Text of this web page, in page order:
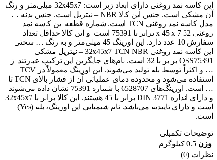
این کاسه نمد روغنی دارای ابعاد زیر است: 32x45x7 میلی‌متر و رنگ
آن مشکی است. جنس این کالا NBR – نیتریل است. جنس بدنه …
مدل کاسه نمد روغنی TCN است. شماره قطعه این کاسه نمد
روغنی 32 x 45 x 7 برابر با 75391 است. و این کالا حداقل تعداد
سفارش 10 عدد دارد. این اورینگ 45 میلی‌متر و به رنگ … سختی
این کاسه نمد روغنی 32x45x7 TCN NBR – نیتریل مشکی
OSS75391 برابر با 32 است. نام‌های جایگزین این ترکیب عبارتند از
… و اکثراً توسط بله تولید می‌شوند. این اورینگ معمولاً در TCV
استفاده می‌شود و محدوده دمای عملیاتی آن از فشار بالای TCN تا
… است. اورینگ‌های 6528707 با شماره 75391 نشان داده می‌شوند
و دارای اندازه DIN 3771 برابر با 45 هستند. این کالا برابر با 32x45x7
است و دارای تاییدیه می‌باشد. نام شیمیایی این اورینگ، بله (Yes)
است.
توضیحات تکمیلی
وزن 0.5 کیلوگرم
نظرات (0)